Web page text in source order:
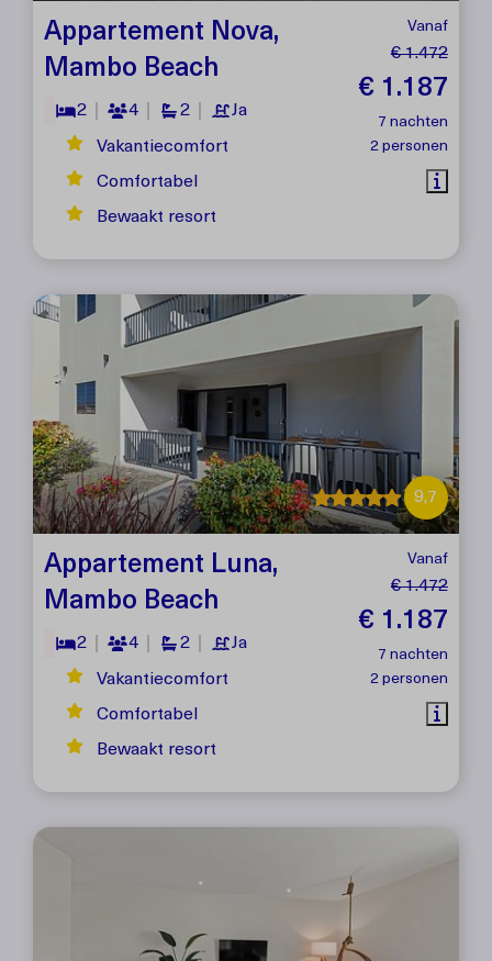
Vanaf
€ 1.472
€ 1.187
7 nachten
2 personen
Appartement Nova,
Mambo Beach
2 4 2 Ja
Vakantiecomfort
Comfortabel
Bewaakt resort
9,7
Vanaf
€ 1.472
€ 1.187
7 nachten
2 personen
Appartement Luna,
Mambo Beach
2 4 2 Ja
Vakantiecomfort
Comfortabel
Bewaakt resort